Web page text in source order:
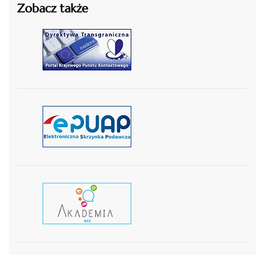
Zobacz także
czytaj więcej
czytaj więcej